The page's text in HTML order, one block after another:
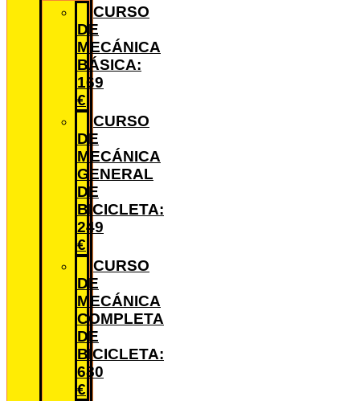
CURSO
DE
MECÁNICA
BÁSICA:
169
€
CURSO
DE
MECÁNICA
GENERAL
DE
BICICLETA:
249
€
CURSO
DE
MECÁNICA
COMPLETA
DE
BICICLETA:
680
€